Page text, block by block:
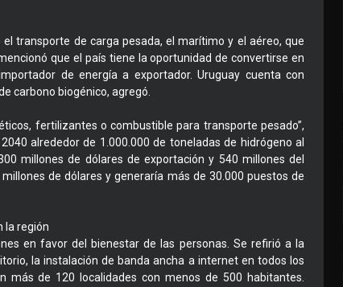
transporte de carga pesada, el marítimo y el aéreo, que
que el país tiene la oportunidad de convertirse en
de energía a exportador. Uruguay cuenta con
carbono biogénico, agregó.
fertilizantes o combustible para transporte pesado”,
alrededor de 1.000.000 de toneladas de hidrógeno al
millones de dólares de exportación y 540 millones del
de dólares y generaría más de 30.000 puestos de
la región
en favor del bienestar de las personas. Se refirió a la
la instalación de banda ancha a internet en todos los
más de 120 localidades con menos de 500 habitantes.